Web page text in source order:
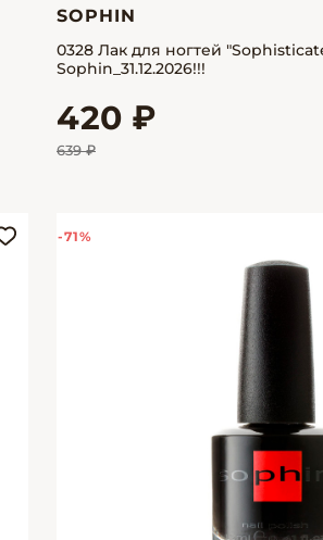
SOPHIN
0328 Лак для ногтей
Sophin_31.12.2026!!!
420 ₽
639 ₽
-71%